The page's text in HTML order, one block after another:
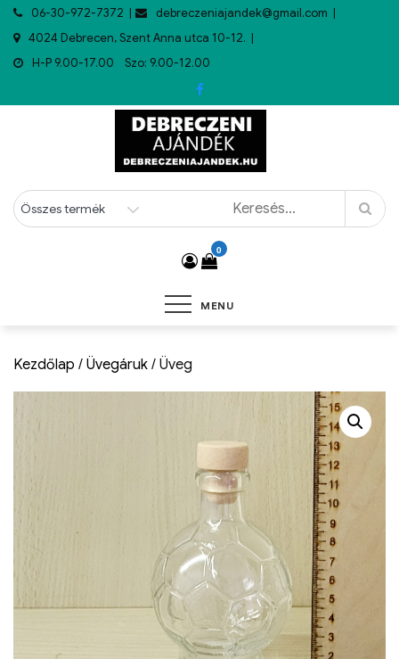
06-30-972-7372
debreczeniajandek@gmail.com
4024 Debrecen, Szent Anna utca 10-12.
H-P 9.00-17.00 Szo: 9.00-12.00
0
MENU
Kezdőlap / Üvegáruk / Üveg